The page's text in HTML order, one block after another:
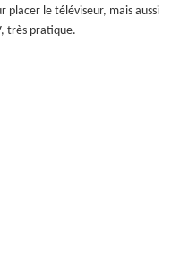
placer le téléviseur, mais aussi
très pratique.